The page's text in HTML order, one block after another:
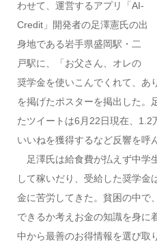
わせて、運営するアプリ「AI-
Credit」開発者の足澤憲氏の出
身地である岩手県盛岡駅・二
戸駅に、「お父さん、オレの
奨学金を使いこんでくれて、あ
を掲げたポスターを掲出した。
たツイートは6月22日現在、
いいねを獲得するなど反響を呼
足澤氏は給食費が払えず中学
して稼いだり、受給した奨学金
金に苦労してきた。貧困の中で
できるか考えお金の知識を身に
中から最善のお得情報を選び取